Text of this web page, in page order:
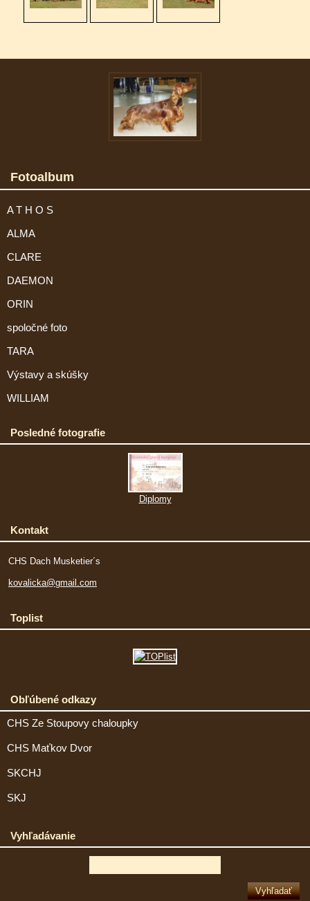
Fotoalbum
A T H O S
ALMA
CLARE
DAEMON
ORIN
spoločné foto
TARA
Výstavy a skúšky
WILLIAM
Posledné fotografie
Diplomy
Kontakt
CHS Dach Musketier´s
kovalicka@gmail.com
Toplist
Obľúbené odkazy
CHS Ze Stoupovy chaloupky
CHS Maťkov Dvor
SKCHJ
SKJ
Vyhľadávanie